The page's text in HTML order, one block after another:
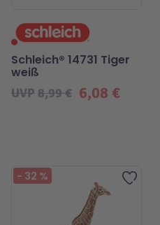
6,08 €
UVP8,99 €
Schleich® 14731 Tiger
weiß
Wunschliste hinzufügen Zur
- 32 %